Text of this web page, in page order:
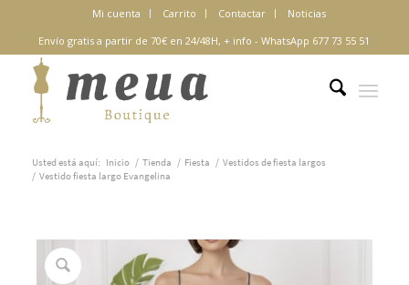
Mi cuenta Carrito Contactar
Noticias
Envío gratis a partir de 70€ en 24/48H, + info -WhatsApp 677 73 55 51
Usted está aquí: Inicio / Tienda / Fiesta / Vestidos de fiesta largos
/ Vestido fiesta largo Evangelina